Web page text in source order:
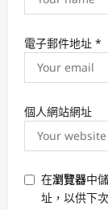
電子郵件地址 *
個人網站網址
在瀏覽器中
址，以供下